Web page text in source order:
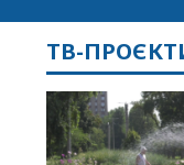
ТВ-